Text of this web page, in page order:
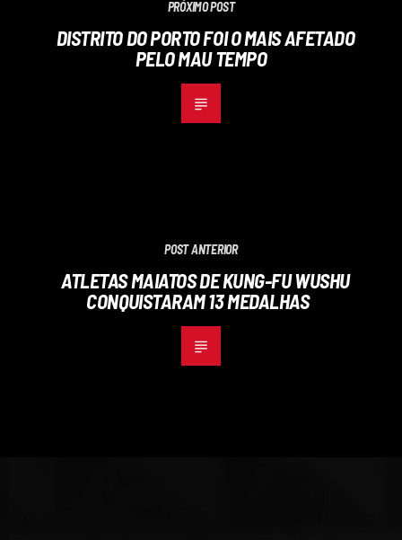
PRÓXIMO POST
DISTRITO DO PORTO FOI O MAIS AFETADO
PELO MAU TEMPO
POST ANTERIOR
ATLETAS MAIATOS DE KUNG-FU WUSHU
CONQUISTARAM 13 MEDALHAS